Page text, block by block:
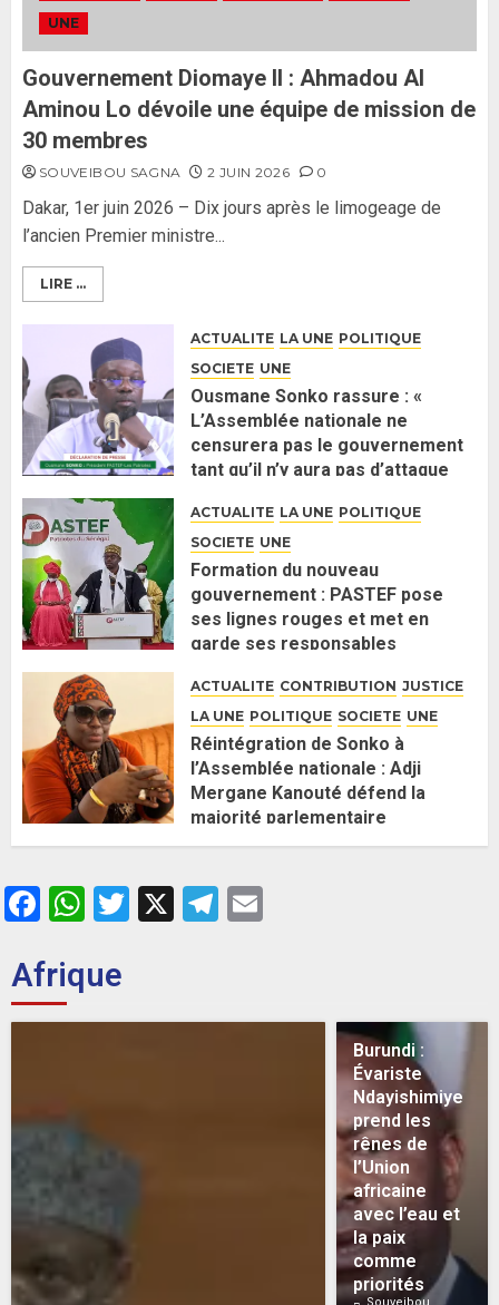
3
UNE
Gouvernement Diomaye II : Ahmadou Al
Aminou Lo dévoile une équipe de mission de
30 membres
SOUVEIBOU SAGNA 2 JUIN 2026 0
Dakar, 1er juin 2026 – Dix jours après le limogeage de
l’ancien Premier ministre...
LIRE ...
ACTUALITE LA UNE POLITIQUE
SOCIETE UNE
Ousmane Sonko rassure : «
L’Assemblée nationale ne
censurera pas le gouvernement
tant qu’il n’y aura pas d’attaque
2 JUIN 2026 0
ACTUALITE LA UNE POLITIQUE
SOCIETE UNE
Formation du nouveau
gouvernement : PASTEF pose
ses lignes rouges et met en
garde ses responsables
ACTUALITE CONTRIBUTION JUSTICE
LA UNE POLITIQUE SOCIETE UNE
Réintégration de Sonko à
l’Assemblée nationale : Adji
Mergane Kanouté défend la
majorité parlementaire
26 MAI 2026 0
Facebook
WhatsApp
Twitter
X Telegram
Afrique
Burundi :
Évariste
Ndayishimiye
prend les
rênes de
l’Union
africaine
avec l’eau et
la paix
comme
priorités
Souveibou